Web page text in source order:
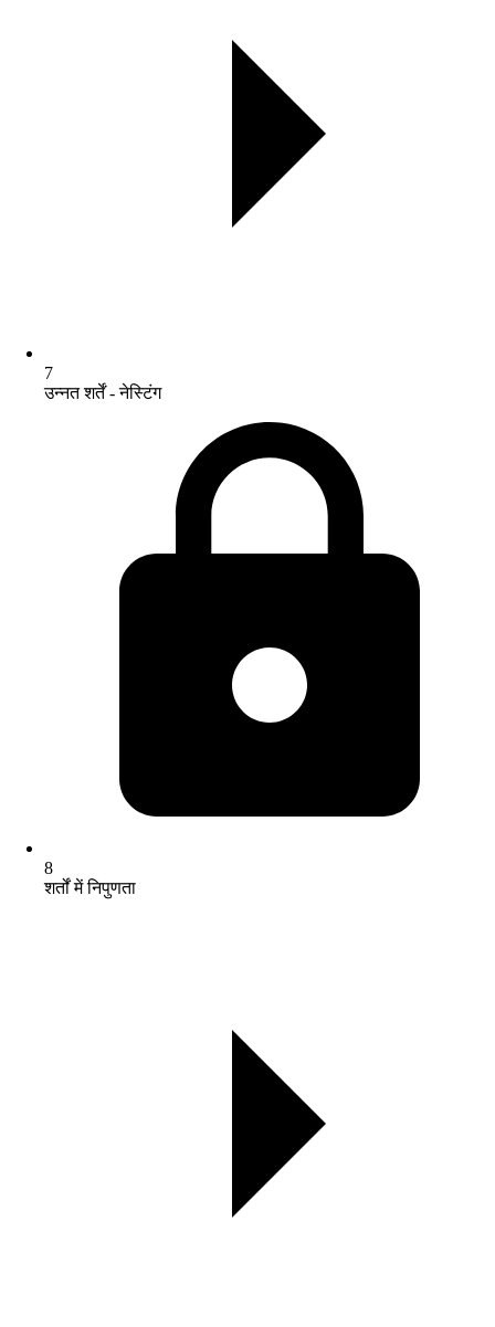
7
उन्नत शर्तें - नेस्टिंग
8
शर्तों में निपुणता